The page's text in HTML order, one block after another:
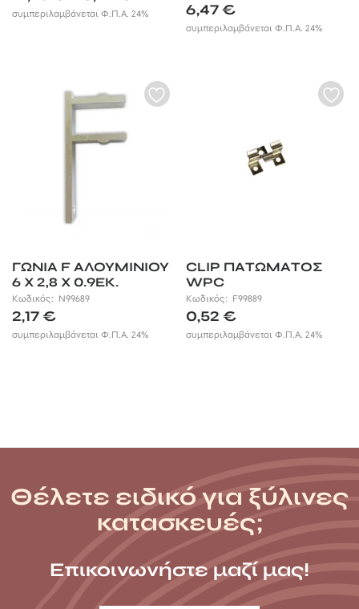
range:
συμπεριλαμβάνεται Φ.Π.Α. 24% 6,47€
συμπεριλαμβάνεται Φ.Π.Α. 24%
ΓΩΝΙΑ F ΑΛΟΥΜΙΝΙΟΥ
6 X 2,8 X 0.9ΕΚ.
Κωδικός: N99689
2,17€
συμπεριλαμβάνεται Φ.Π.Α. 24%
CLIP ΠΑΤΩΜΑΤΟΣ
WPC
Κωδικός: F99889
0,52€
συμπεριλαμβάνεται Φ.Π.Α. 24%
Θέλετε ειδικό για ξύλινες
κατασκευές;
Επικοινωνήστε μαζί μας!